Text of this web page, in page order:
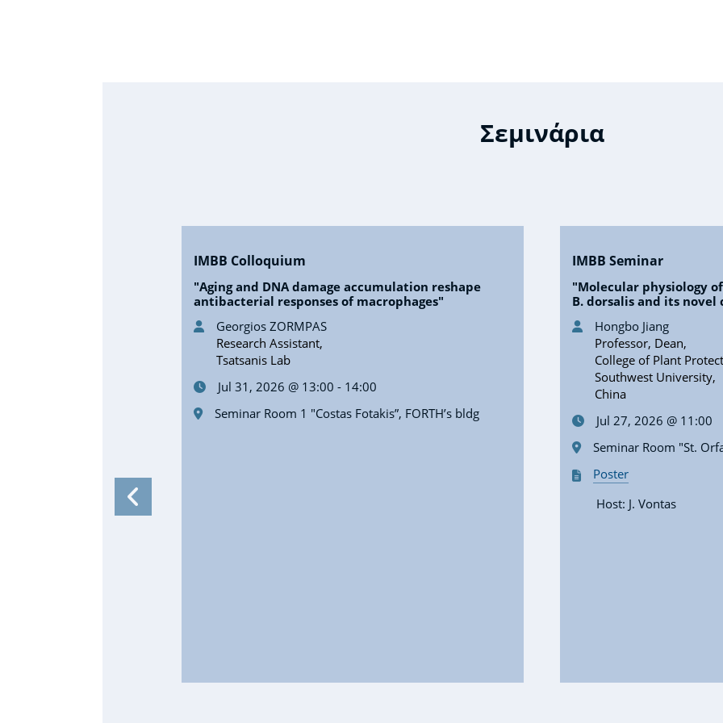
Σεμινάρια
IMBB Colloquium
"Aging and DNA damage accumulation reshape
antibacterial responses of macrophages"
Georgios ZORMPAS
Research Assistant,
Tsatsanis Lab
Jul 31, 2026 @ 13:00 - 14:00
Seminar Room 1 "Costas Fotakis”, FORTH’s bldg
IMBB Seminar
"Molecular physiology
B. dorsalis and its
Hongbo Jiang
Professor, Dean,
College of Plant
Southwest University,
China
Jul 27, 2026 @ 11:00
Seminar Room "St.
Poster
Host: J. Vontas